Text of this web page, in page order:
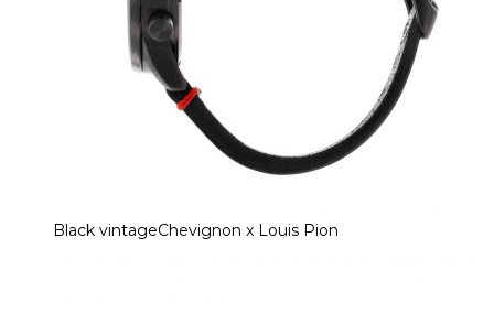
Black vintageChevignon x Louis Pion